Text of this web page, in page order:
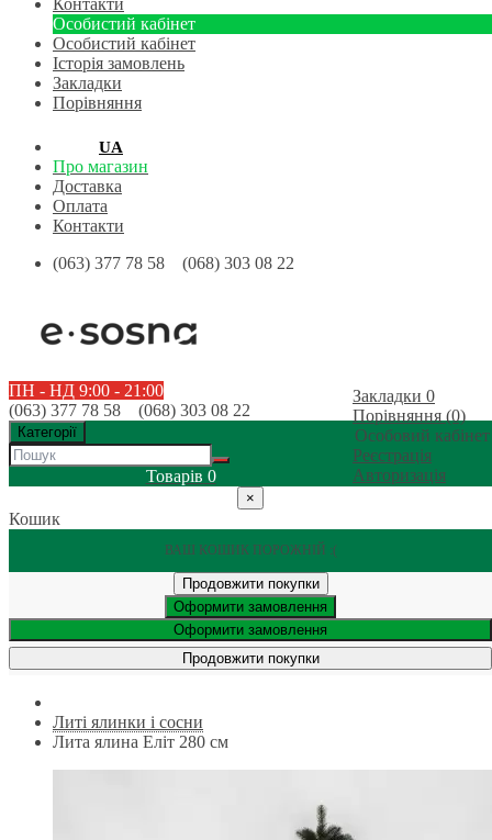
Контакти
Особистий кабінет
Особистий кабінет
Історія замовлень
Закладки
Порівняння
UA
Про магазин
Доставка
Оплата
Контакти
(063) 377 78 58 (068) 303 08 22
Закладки 0
Порівняння (0)
Особовий кабінет
Реєстрація
Авторизація
ПН - НД 9:00 - 21:00
(063) 377 78 58 (068) 303 08 22
Категорії
Товарів 0
×
Кошик
ВАШ КОШИК ПОРОЖНІЙ :(
Продовжити покупки
Оформити замовлення
Оформити замовлення
Продовжити покупки
Литі ялинки і сосни
Лита ялина Еліт 280 см